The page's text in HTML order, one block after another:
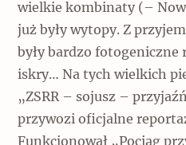
wielkie kombinaty (–
już były wytopy. Z
były bardzo fotogeniczne
iskry… Na tych wielkich
„ZSRR – sojusz –
przywozi oficjalne
Funkcjonował „Pociąg